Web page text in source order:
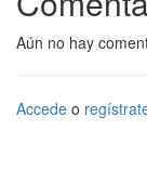
Aún no hay
Accede o